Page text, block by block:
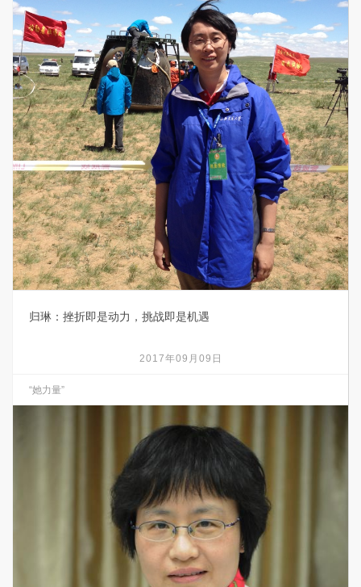
归琳：挫折即是动力，挑战即是机遇
2017年09月09日
“她力量”